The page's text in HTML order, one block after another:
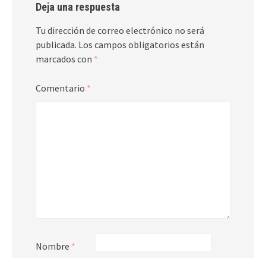
Deja una respuesta
Tu dirección de correo electrónico no será
publicada. Los campos obligatorios están
marcados con *
Comentario *
Nombre *